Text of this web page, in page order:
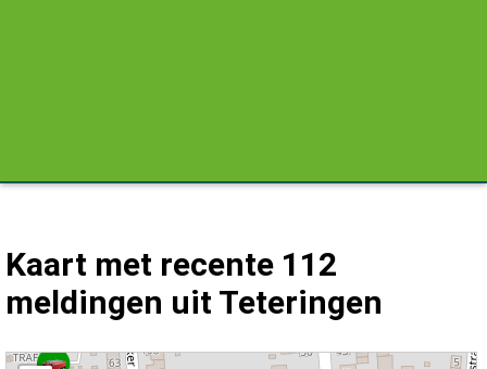
Kaart met recente 112
meldingen uit Teteringen
Kaart Teteringen met de meest recente 112 meldingen.